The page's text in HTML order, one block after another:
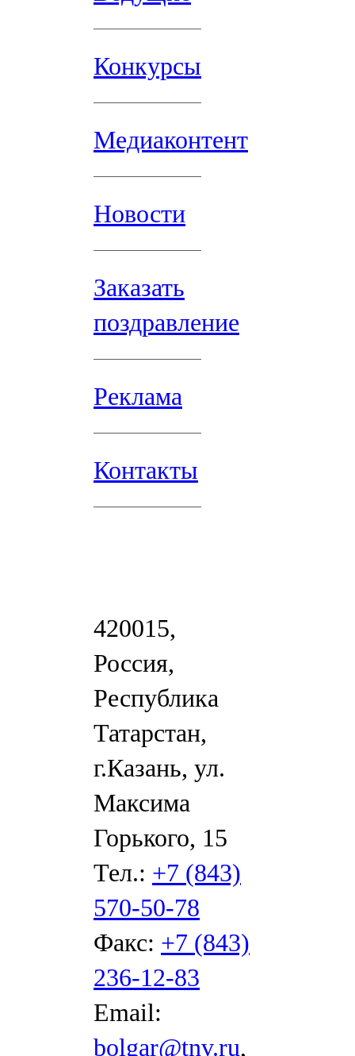
Конкурсы
Медиаконтент
Новости
Заказать
поздравление
Реклама
Контакты
420015,
Россия,
Республика
Татарстан,
г.Казань, ул.
Максима
Горького, 15
Тел.: +7 (843)
570-50-78
Факс: +7 (843)
236-12-83
Email:
bolgar@tnv.ru,